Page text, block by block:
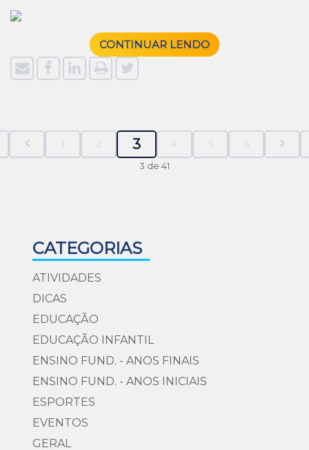
CONTINUAR LENDO
1 2 3 4 5 6
3 de 41
CATEGORIAS
ATIVIDADES
DICAS
EDUCAÇÃO
EDUCAÇÃO INFANTIL
ENSINO FUND. - ANOS FINAIS
ENSINO FUND. - ANOS INICIAIS
ESPORTES
EVENTOS
GERAL